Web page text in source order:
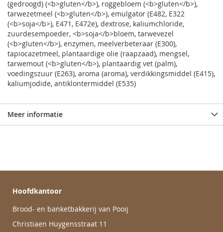
(gedroogd) (<b>gluten</b>), roggebloem (<b>gluten</b>),
tarwezetmeel (<b>gluten</b>), emulgator (E482, E322
(<b>soja</b>), E471, E472e), dextrose, kaliumchloride,
zuurdesempoeder, <b>soja</b>bloem, tarwevezel
(<b>gluten</b>), enzymen, meelverbeteraar (E300),
tapiocazetmeel, plantaardige olie (raapzaad), mengsel,
tarwemout (<b>gluten</b>), plantaardig vet (palm),
voedingszuur (E263), aroma (aroma), verdikkingsmiddel (E415),
kaliumjodide, antiklontermiddel (E535)
Meer informatie
Hoofdkantoor
Brood- en banketbakkerij van Pooij
Christiaen Huygensstraat 11